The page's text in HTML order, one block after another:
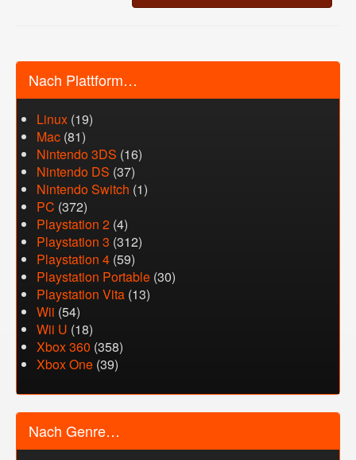
Nach Plattform…
Linux (19)
Mac (81)
Nintendo 3DS (16)
Nintendo DS (37)
Nintendo Switch (1)
PC (372)
Playstation 2 (4)
Playstation 3 (312)
Playstation 4 (59)
Playstation Portable (30)
Playstation Vita (13)
Wii (54)
Wii U (18)
Xbox 360 (358)
Xbox One (39)
Nach Genre…